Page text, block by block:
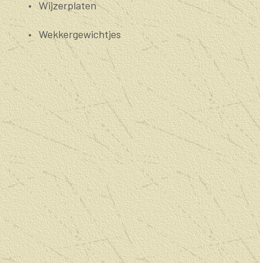
Wijzerplaten
Wekkergewichtjes